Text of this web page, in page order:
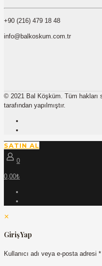
+90 (216) 479 18 48
info@balkoskum.com.tr
© 2021 Bal Köşküm. Tüm hakları
tarafından yapılmıştır.
SATIN AL
0
0,00₺
✕
Giriş Yap
Kullanıcı adı veya e-posta adresi *